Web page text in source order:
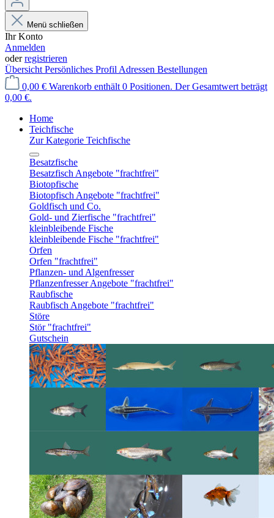
Menü schließen
Ihr Konto
Anmelden
oderregistrieren
Übersicht Persönliches Profil Adressen Bestellungen
0,00 € Warenkorb enthält 0 Positionen. Der Gesamtwert beträgt
0,00 €.
Home
Teichfische
Zur Kategorie Teichfische
Besatzfische
Besatzfisch Angebote "frachtfrei"
Biotopfische
Biotopfisch Angebote "frachtfrei"
Goldfisch und Co.
Gold- und Zierfische "frachtfrei"
kleinbleibende Fische
kleinbleibende Fische "frachtfrei"
Orfen
Orfen "frachtfrei"
Pflanzen- und Algenfresser
Pflanzenfresser Angebote "frachtfrei"
Raubfische
Raubfisch Angebote "frachtfrei"
Störe
Stör "frachtfrei"
Gutschein